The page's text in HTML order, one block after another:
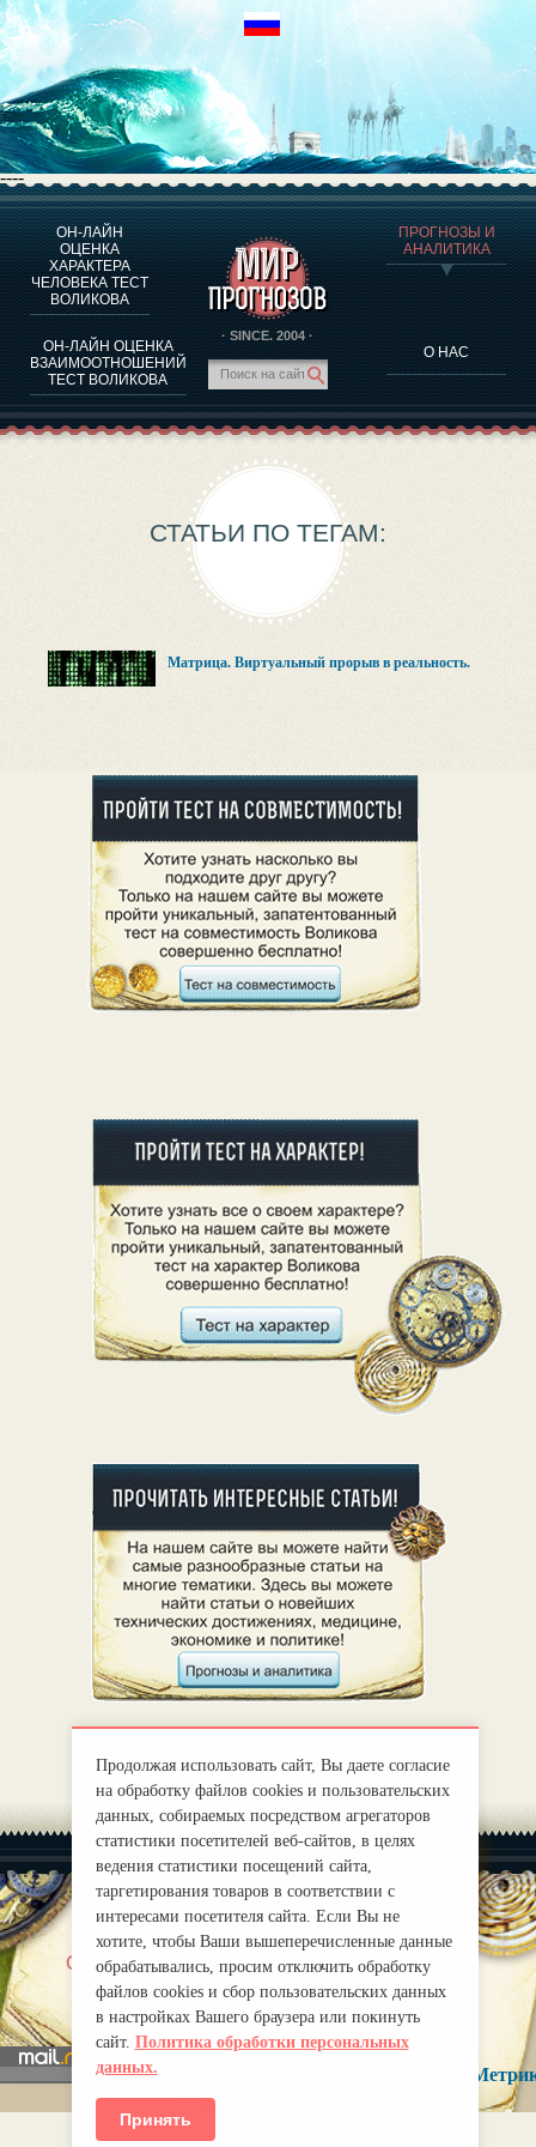
----
ОН-ЛАЙН
ОЦЕНКА
ХАРАКТЕРА
ЧЕЛОВЕКА ТЕСТ
ВОЛИКОВА
ОН-ЛАЙН ОЦЕНКА
ВЗАИМООТНОШЕНИЙ
ТЕСТ ВОЛИКОВА
· SINCE. 2004 ·
ПРОГНОЗЫ И
АНАЛИТИКА
О НАС
О ПРОГРАММЕ
ОЦЕНКА ХАРАКТЕРA ЧЕЛОВЕКА
ОЦЕНКА ХАРАКТЕРА ВЫДАЮЩИХСЯ ЛИЧНОСТЕЙ
О ПРОГРАММЕ
ТЕСТ НА СОВМЕСТИМОСТЬ ВОЛИКОВА
ПРОГНОЗЫ И АНАЛИТИКА
СТАТЬИ ПО ТЕГАМ:
Матрица. Виртуальный прорыв в реальность.
О нас
Правила
mirprognoz@mail.ru
Продолжая использовать сайт, Вы даете согласие
на обработку файлов cookies и пользовательских
данных, собираемых посредством агрегаторов
статистики посетителей веб-сайтов, в целях
ведения статистики посещений сайта,
таргетирования товаров в соответствии с
интересами посетителя сайта. Если Вы не
хотите, чтобы Ваши вышеперечисленные данные
обрабатывались, просим отключить обработку
файлов cookies и сбор пользовательских данных
в настройках Вашего браузера или покинуть
сайт. Политика обработки персональных
данных.
Принять